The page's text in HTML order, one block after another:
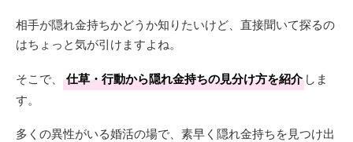
相手が隠れ金持ちかどうか知りたいけど、直接聞いて探るの
はちょっと気が引けますよね。
そこで、 仕草・行動から隠れ金持ちの見分け方を紹介 しま
す。
多くの異性がいる婚活の場で、素早く隠れ金持ちを見つけ出